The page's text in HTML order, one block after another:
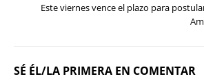
Este viernes vence el plazo para
SÉ ÉL/LA PRIMERA EN COMENTAR